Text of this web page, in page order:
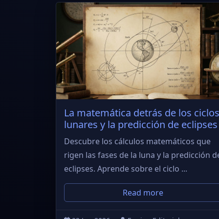
La matemática detrás de los ciclos
lunares y la predicción de eclipses
Descubre los cálculos matemáticos que
rigen las fases de la luna y la predicción
eclipses. Aprende sobre el ciclo ...
Read more